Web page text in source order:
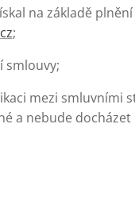
na základě
;
smlouvy;
mezi smluvními
a nebude docházet